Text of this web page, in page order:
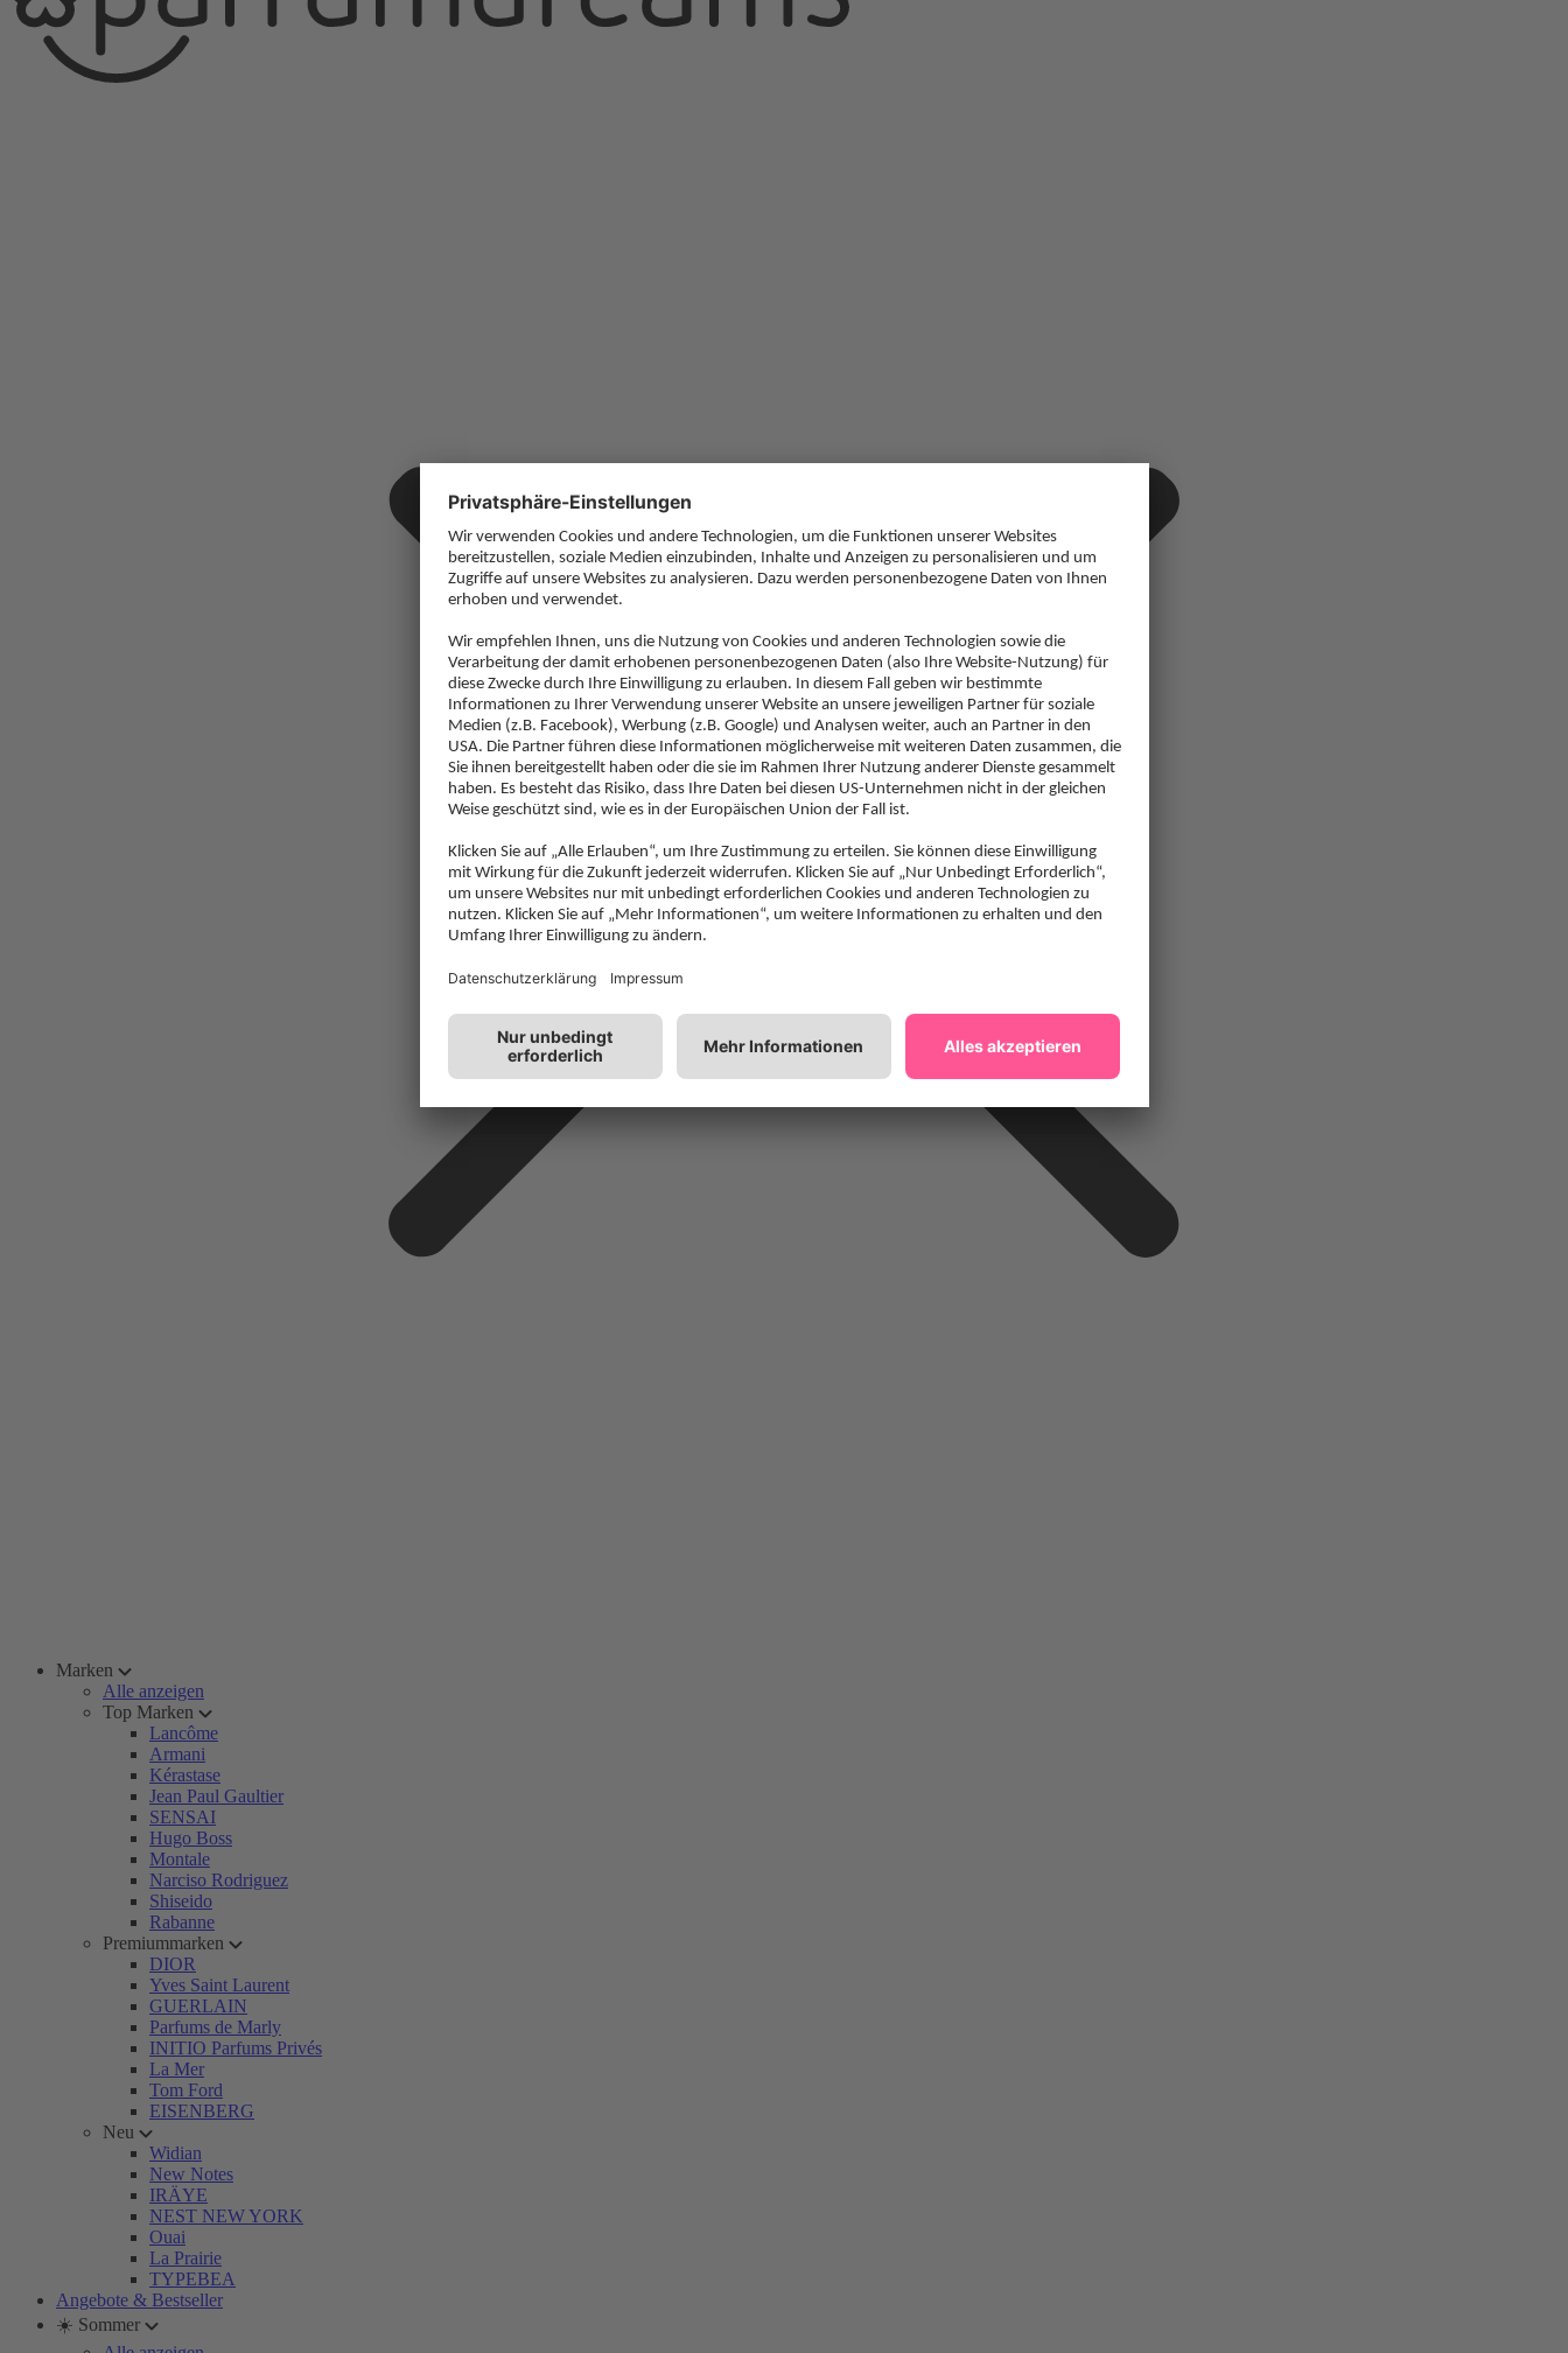
Marken
Alle anzeigen
Top Marken
Lancôme
Armani
Kérastase
Jean Paul Gaultier
SENSAI
Hugo Boss
Montale
Narciso Rodriguez
Shiseido
Rabanne
Premiummarken
DIOR
Yves Saint Laurent
GUERLAIN
Parfums de Marly
INITIO Parfums Privés
La Mer
Tom Ford
EISENBERG
Neu
Widian
New Notes
IRÄYE
NEST NEW YORK
Ouai
La Prairie
TYPEBEA
Angebote & Bestseller
☀️ Sommer